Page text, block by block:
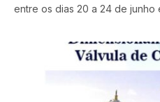
entre os dias 20 a 24 de junho